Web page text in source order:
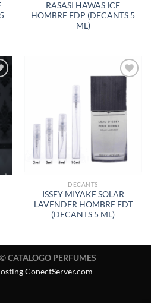
RASASI HAWAS ICE
HOMBRE EDP (DECANTS 5
ML)
AÑADIR
DE
DESEOS
DECANTS
ISSEY MIYAKE SOLAR
LAVENDER HOMBRE EDT
(DECANTS 5 ML)
CATALOGO PERFUMES
ConectServer.com